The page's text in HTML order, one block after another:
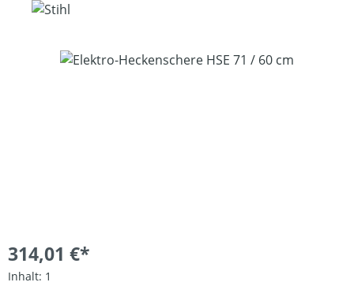
Bildergalerie überspringen
314,01 €*
Inhalt: 1